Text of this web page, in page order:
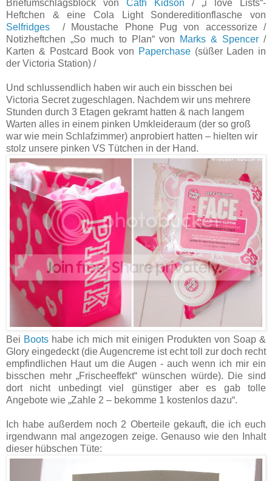
Briefumschlagsblock von Cath Kidson / „i love Lists“-
Heftchen & eine Cola Light Sondereditionflasche von
Selfridges
/ Moustache Phone Pug von accessorize /
Notizheftchen „So much to Plan“ von Marks & Spencer /
Karten & Postcard Book von Paperchase(süßer Laden in
der Victoria Station) /
Und schlussendlich haben wir auch ein bisschen bei
Victoria Secret zugeschlagen. Nachdem wir uns mehrere
Stunden durch 3 Etagen gekramt hatten & nach langem
Warten alles in einem pinken Umkleideraum (der so groß
war wie mein Schlafzimmer) anprobiert hatten – hielten wir
stolz unsere pinken VS Tütchen in der Hand.
Bei Boots habe ich mich mit einigen Produkten von Soap &
Glory eingedeckt (die Augencreme ist echt toll zur doch recht
empfindlichen Haut um die Augen - auch wenn ich mir ein
bisschen mehr „Frischeeffekt“ wünschen würde). Die sind
dort nicht unbedingt viel günstiger aber es gab tolle
Angebote wie „Zahle 2 – bekomme 1 kostenlos dazu“.
Ich habe außerdem noch 2 Oberteile gekauft, die ich euch
irgendwann mal angezogen zeige. Genauso wie den Inhalt
dieser hübschen Tüte: